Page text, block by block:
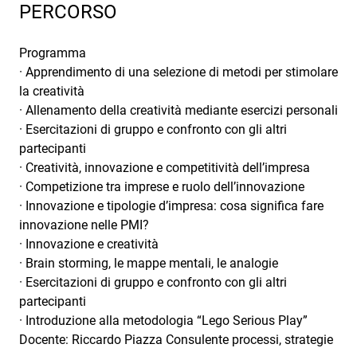
PERCORSO
Programma
· Apprendimento di una selezione di metodi per stimolare
la creatività
· Allenamento della creatività mediante esercizi personali
· Esercitazioni di gruppo e confronto con gli altri
partecipanti
· Creatività, innovazione e competitività dell’impresa
· Competizione tra imprese e ruolo dell’innovazione
· Innovazione e tipologie d’impresa: cosa significa fare
innovazione nelle PMI?
· Innovazione e creatività
· Brain storming, le mappe mentali, le analogie
· Esercitazioni di gruppo e confronto con gli altri
partecipanti
· Introduzione alla metodologia “Lego Serious Play”
Docente: Riccardo Piazza Consulente processi, strategie